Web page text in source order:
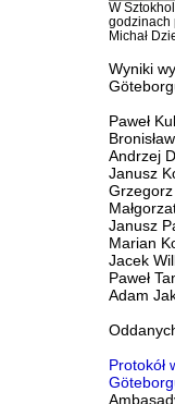
W
godzinach
Michał
Wyniki
Paweł
Andrzej
Janusz
Janusz
Marian
Jacek
Paweł
Adam
Protokół